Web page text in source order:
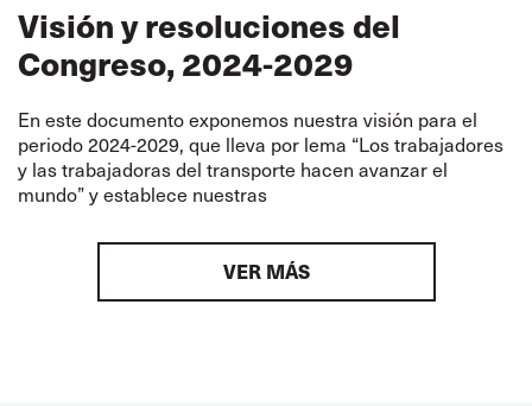
Visión y resoluciones del
Congreso, 2024-2029
En este documento exponemos nuestra visión para el
periodo 2024-2029, que lleva por lema “Los trabajadores
y las trabajadoras del transporte hacen avanzar el
mundo” y establece nuestras
VER MÁS